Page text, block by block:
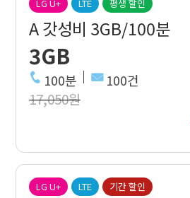
LG U+ LTE 평생 할인
A 갓성비 3GB/100분
3GB
100분 100건
17,050원
LG U+ LTE 기간 할인